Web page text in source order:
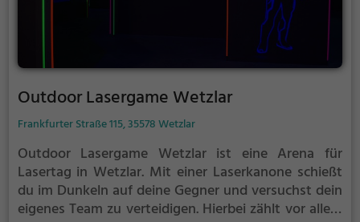
Outdoor Lasergame Wetzlar
Frankfurter Straße 115, 35578 Wetzlar
Outdoor Lasergame Wetzlar ist eine Arena für
Lasertag in Wetzlar. Mit einer Laserkanone schießt
du im Dunkeln auf deine Gegner und versuchst dein
eigenes Team zu verteidigen. Hierbei zählt vor allem